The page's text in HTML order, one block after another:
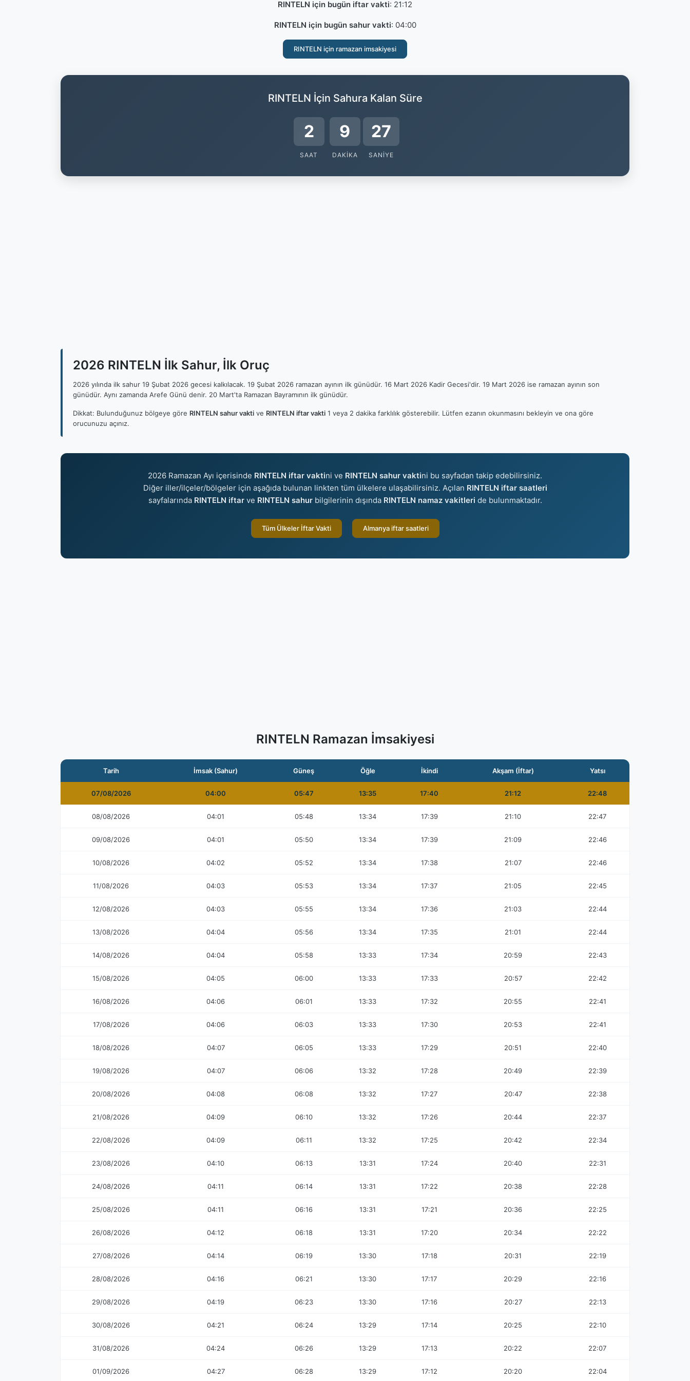
RINTELN için bugün iftar vakti: 21:12
RINTELN için bugün sahur vakti: 04:00
RINTELN için ramazan imsakiyesi
RINTELN İçin Sahura Kalan Süre
2
SAAT
9
DAKIKA
27
SANIYE
2026 RINTELN İlk Sahur, İlk Oruç
2026 yılında ilk sahur 19 Şubat 2026 gecesi kalkılacak. 19 Şubat 2026 ramazan ayının ilk günüdür. 16 Mart 2026 Kadir Gecesi'dir. 19 Mart 2026 ise ramazan ayının son
günüdür. Aynı zamanda Arefe Günü denir. 20 Mart'ta Ramazan Bayramının ilk günüdür.
Dikkat: Bulunduğunuz bölgeye göre RINTELN sahur vakti ve RINTELN iftar vakti 1 veya 2 dakika farklılık gösterebilir. Lütfen ezanın okunmasını bekleyin ve ona göre
orucunuzu açınız.
2026 Ramazan Ayı içerisinde RINTELN iftar vaktini ve RINTELN sahur vaktini bu sayfadan takip edebilirsiniz.
Diğer iller/ilçeler/bölgeler için aşağıda bulunan linkten tüm ülkelere ulaşabilirsiniz. Açılan RINTELN iftar saatleri
sayfalarında RINTELN iftarve RINTELN sahurbilgilerinin dışında RINTELN namaz vakitleri de bulunmaktadır.
Tüm Ülkeler İftar Vakti Almanya iftar saatleri
RINTELN Ramazan İmsakiyesi
Tarih İmsak (Sahur) Güneş Öğle İkindi Akşam (İftar) Yatsı
07/08/2026 04:00 05:47 13:35 17:40 21:12 22:48
08/08/2026 04:01 05:48 13:34 17:39 21:10 22:47
09/08/2026 04:01 05:50 13:34 17:39 21:09 22:46
10/08/2026 04:02 05:52 13:34 17:38 21:07 22:46
11/08/2026 04:03 05:53 13:34 17:37 21:05 22:45
12/08/2026 04:03 05:55 13:34 17:36 21:03 22:44
13/08/2026 04:04 05:56 13:34 17:35 21:01 22:44
14/08/2026 04:04 05:58 13:33 17:34 20:59 22:43
15/08/2026 04:05 06:00 13:33 17:33 20:57 22:42
16/08/2026 04:06 06:01 13:33 17:32 20:55 22:41
17/08/2026 04:06 06:03 13:33 17:30 20:53 22:41
18/08/2026 04:07 06:05 13:33 17:29 20:51 22:40
19/08/2026 04:07 06:06 13:32 17:28 20:49 22:39
20/08/2026 04:08 06:08 13:32 17:27 20:47 22:38
21/08/2026 04:09 06:10 13:32 17:26 20:44 22:37
22/08/2026 04:09 06:11 13:32 17:25 20:42 22:34
23/08/2026 04:10 06:13 13:31 17:24 20:40 22:31
24/08/2026 04:11 06:14 13:31 17:22 20:38 22:28
25/08/2026 04:11 06:16 13:31 17:21 20:36 22:25
26/08/2026 04:12 06:18 13:31 17:20 20:34 22:22
27/08/2026 04:14 06:19 13:30 17:18 20:31 22:19
28/08/2026 04:16 06:21 13:30 17:17 20:29 22:16
29/08/2026 04:19 06:23 13:30 17:16 20:27 22:13
30/08/2026 04:21 06:24 13:29 17:14 20:25 22:10
31/08/2026 04:24 06:26 13:29 17:13 20:22 22:07
01/09/2026 04:27 06:28 13:29 17:12 20:20 22:04